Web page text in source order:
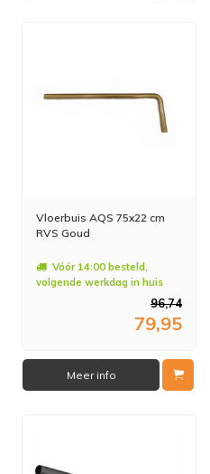
Vloerbuis AQS 75x22 cm
RVS Goud
Vóór 14:00 besteld,
volgende werkdag in huis
96,74
79,95
Meer info